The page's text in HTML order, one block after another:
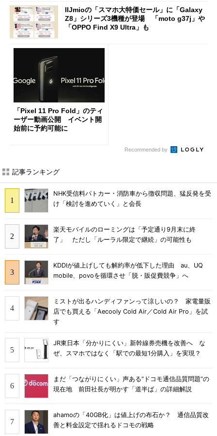
IIJmioの「スマホ大特価セール」に「Galaxy
Z8」シリーズ3機種が登場 「moto g37j」や
「OPPO Find X9 Ultra」も
「Pixel 11 Pro Fold」のティ
ーザー動画公開 イベント開
始前に予約可能に
Recommended by
記事ランキング
NHK受信料パトカー・消防車から徴収問題、猛反発を受
け「検討を進めていく」と会長
楽天モバイルのローミングは「予定通り9月末に終
了」 ただし「ルーラル限定で継続」の可能性も
KDDIが値上げしても解約率が低下した理由 au、UQ
mobile、povoを循環させ「脱・販促費競争」へ
ミストが出るハンディファンって涼しいの？ 家電量販
店でも買える「Aecooly Cold Air／Cold Air Pro」を試
す
JR東日本「分かりにくい」新幹線券売機を改善へ な
ぜ、スマホではなく「駅での最短1分購入」を実現？
まだ「つながりにくい」声ある“ドコモ通信品質問題”の
現在地 前田社長が明かす「道半ば」の詳細解説
ahamoの「40GB化」は値上げの布石か？ 通信品質改
善と料金設定で揺れるドコモの戦略